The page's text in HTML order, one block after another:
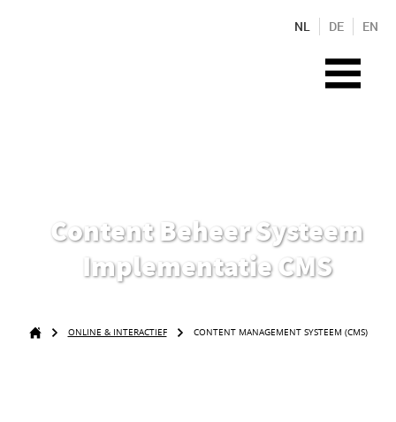
NL DE EN
Content Beheer Systeem
Implementatie CMS
ONLINE & INTERACTIEF CONTENT MANAGEMENT SYSTEEM (CMS)